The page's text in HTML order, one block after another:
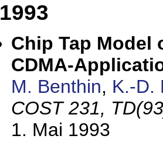
1993
Chip Tap Model
CDMA-
M. Benthin, K.-D.
COST 231,
1. Mai 1993